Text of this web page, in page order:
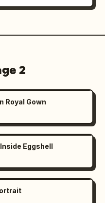
2
Royal Gown
Eggshell